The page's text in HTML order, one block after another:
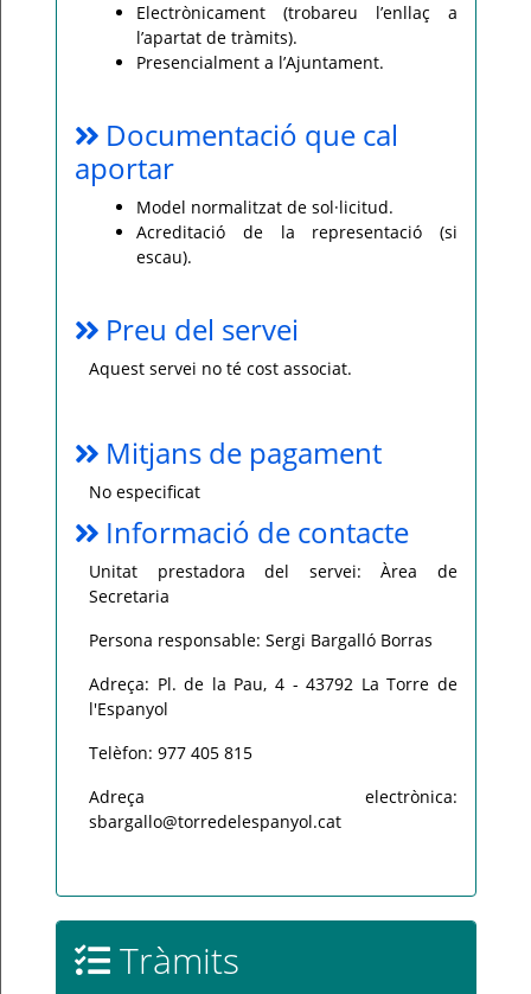
Electrònicament (trobareu l’enllaç a
l’apartat de tràmits).
Presencialment a l’Ajuntament.
Documentació que cal
aportar
Model normalitzat de sol·licitud.
Acreditació de la representació (si
escau).
Preu del servei
Aquest servei no té cost associat.
Mitjans de pagament
No especificat
Informació de contacte
Unitat prestadora del servei: Àrea de
Secretaria
Persona responsable: Sergi Bargalló Borras
Adreça: Pl. de la Pau, 4 - 43792 La Torre de
l'Espanyol
Telèfon: 977 405 815
Adreça electrònica:
sbargallo@torredelespanyol.cat
Tràmits